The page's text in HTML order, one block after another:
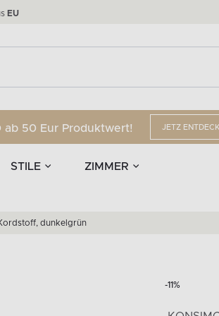
EU
ab 50 Eur Produktwert! JETZ
STILE ZIMMER
Möbelkollektion bis zu 34 %
der Produkte:
der Produkte:
dunkelgrün
-11%